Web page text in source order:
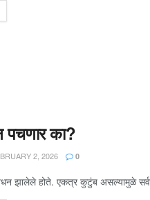
का?
2, 2026 0
झालेले होते. एकत्र कुटुंब असल्यामुळे